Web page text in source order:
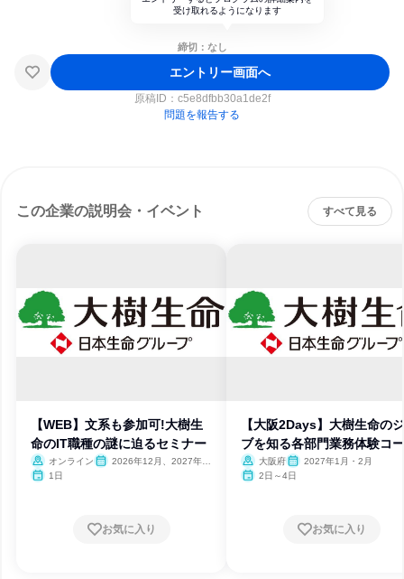
受け取れるようになります
締切：なし
エントリー画面へ
原稿ID： c5e8dfbb30a1de2f
問題を報告する
この企業の説明会・イベント すべて見る
【WEB】文系も参加可!大樹生
命のIT職種の謎に迫るセミナー
オンライン
2026年12月、2027年1
1日
お気に入り
【大阪2Days】大樹生命の
ブを知る各部門業務体験コ
大阪府
2027年1月・2月
2日～4日
お気に入り